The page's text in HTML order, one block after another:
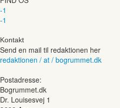
-1
-1
Kontakt
Send en mail til redaktionen her
redaktionen / at / bogrummet.dk
Postadresse:
Bogrummet.dk
Dr. Louisesvej 1